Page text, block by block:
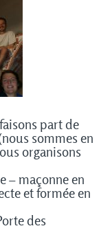
part de
sommes en
organisons
– maçonne en
et formée en
des